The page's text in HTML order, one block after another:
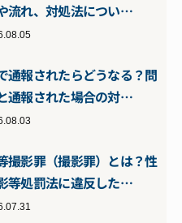
流れ、対処法につい…
通報されたらどうなる？問
通報された場合の対…
撮影罪（撮影罪）とは？性
等処罰法に違反した…